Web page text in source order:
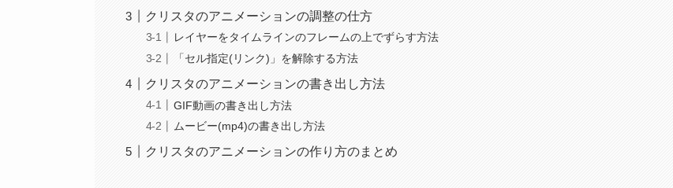
クリスタのアニメーションの調整の仕方
レイヤーをタイムラインのフレームの上でずらす方法
「セル指定(リンク)」を解除する方法
クリスタのアニメーションの書き出し方法
GIF動画の書き出し方法
ムービー(mp4)の書き出し方法
クリスタのアニメーションの作り方のまとめ